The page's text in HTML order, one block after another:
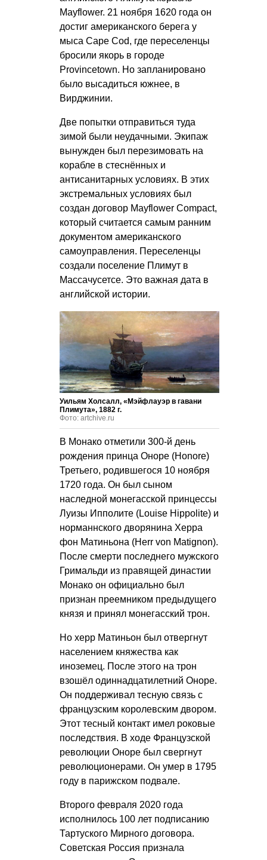
Mayflower. 21 ноября 1620 года он
достиг американского берега у
мыса Cape Cod, где переселенцы
бросили якорь в городе
Provincetown. Но запланировано
было высадиться южнее, в
Вирджинии.
Две попытки отправиться туда
зимой были неудачными. Экипаж
вынужден был перезимовать на
корабле в стеснённых и
антисанитарных условиях. В этих
экстремальных условиях был
создан договор Mayflower Compact,
который считается самым ранним
документом американского
самоуправления. Переселенцы
создали поселение Плимут в
Массачусетсе. Это важная дата в
английской истории.
Уильям Холсалл, «Мэйфлауэр в гавани
Плимута», 1882 г.
Фото: artchive.ru
В Монако отметили 300-й день
рождения принца Оноре (Honore)
Третьего, родившегося 10 ноября
1720 года. Он был сыном
наследной монегасской принцессы
Луизы Ипполите (Louise Hippolite) и
норманнского дворянина Херра
фон Матиньона (Herr von Matignon).
После смерти последнего мужского
Гримальди из правящей династии
Монако он официально был
признан преемником предыдущего
князя и принял монегасский трон.
Но херр Матиньон был отвергнут
населением княжества как
иноземец. После этого на трон
взошёл одиннадцатилетний Оноре.
Он поддерживал тесную связь с
французским королевским двором.
Этот тесный контакт имел роковые
последствия. В ходе Французской
революции Оноре был свергнут
революционерами. Он умер в 1795
году в парижском подвале.
Второго февраля 2020 года
исполнилось 100 лет подписанию
Тартуского Мирного договора.
Советская Россия признала